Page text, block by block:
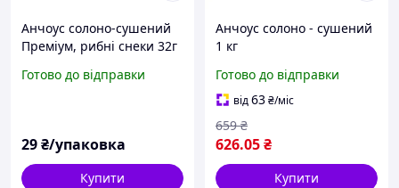
Анчоус солоно-сушений
Преміум, рибні снеки 32г
Готово до відправки
29₴/упаковка
Купити
Анчоус солоно - сушений
1 кг
Готово до відправки
від63₴/міс
626.05₴
659 ₴
Купити